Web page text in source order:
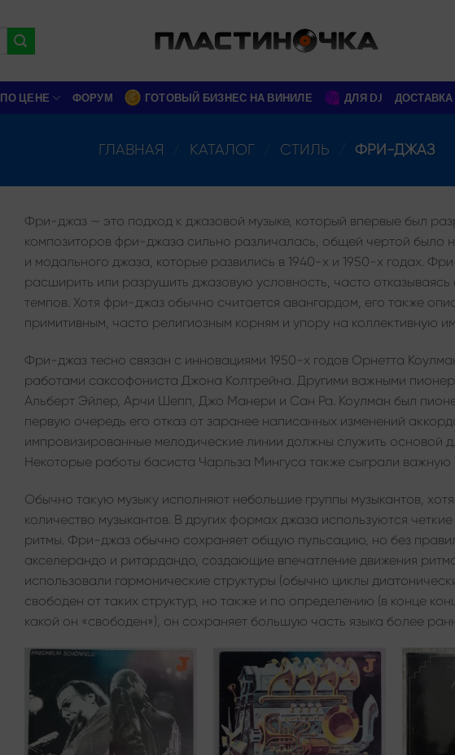
ПО ЦЕНЕ ФОРУМ ГОТОВЫЙ БИЗНЕС НА ВИНИЛЕ ДЛЯ DJ
ГЛАВНАЯ КАТАЛОГ СТИЛЬ ФРИ-ДЖАЗ
Фри-джаз — это подход к джазовой музыке, который впервые был
композиторов фри-джаза сильно различалась, общей чертой было
и модального джаза, которые развились в 1940-х и 1950-х годах.
расширить или разрушить джазовую условность, часто
темпов. Хотя фри-джаз обычно считается авангардом, его также
примитивным, часто религиозным корням и упору на коллективную
Фри-джаз тесно связан с инновациями 1950-х годов Орнетта
работами саксофониста Джона Колтрейна. Другими важными
Альберт Эйлер, Арчи Шепп, Джо Манери и Сан Ра. Коулман был
первую очередь его отказ от заранее написанных изменений
импровизированные мелодические линии должны служить основой
Некоторые работы басиста Чарльза Мингуса также сыграли
Обычно такую ​​музыку исполняют небольшие группы музыкантов,
количество музыкантов. В других формах джаза используются
ритмы. Фри-джаз обычно сохраняет общую пульсацию, но без
акселерандо и ритардандо, создающие впечатление движения
использовали гармонические структуры (обычно циклы
свободен от таких структур, но также и по определению (в конце
какой он «свободен»), он сохраняет большую часть языка более
Add to
wishlist